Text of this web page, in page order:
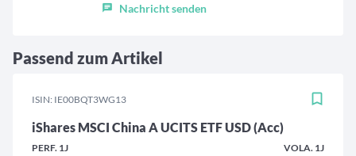
Nachricht senden
Passend zum Artikel
ISIN: IE00BQT3WG13
iShares MSCI China A UCITS ETF USD (Acc)
PERF. 1J VOLA. 1J